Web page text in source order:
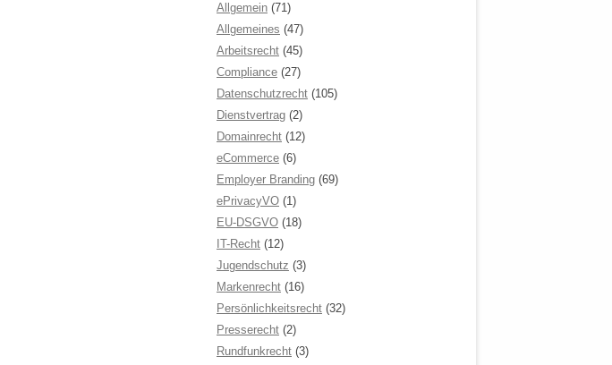
Allgemein (71)
Allgemeines (47)
Arbeitsrecht (45)
Compliance (27)
Datenschutzrecht (105)
Dienstvertrag (2)
Domainrecht (12)
eCommerce (6)
Employer Branding (69)
ePrivacyVO (1)
EU-DSGVO (18)
IT-Recht (12)
Jugendschutz (3)
Markenrecht (16)
Persönlichkeitsrecht (32)
Presserecht (2)
Rundfunkrecht (3)